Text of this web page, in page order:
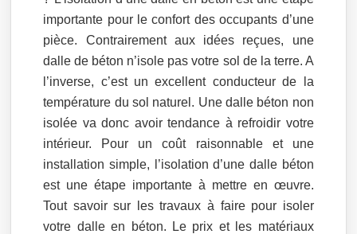
importante pour le confort des occupants d’une
pièce. Contrairement aux idées reçues, une
dalle de béton n’isole pas votre sol de la terre. A
l’inverse, c’est un excellent conducteur de la
température du sol naturel. Une dalle béton non
isolée va donc avoir tendance à refroidir votre
intérieur. Pour un coût raisonnable et une
installation simple, l’isolation d’une dalle béton
est une étape importante à mettre en œuvre.
Tout savoir sur les travaux à faire pour isoler
votre dalle en béton. Le prix et les matériaux